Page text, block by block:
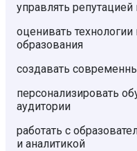
управлять
оценивать
образования
создавать
персонализировать
аудитории
работать с
и аналитикой